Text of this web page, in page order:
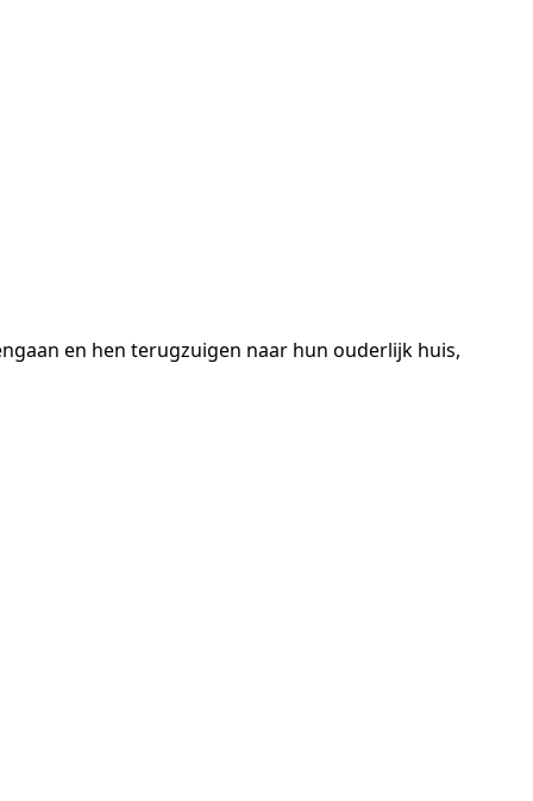
en hen terugzuigen naar hun ouderlijk huis,